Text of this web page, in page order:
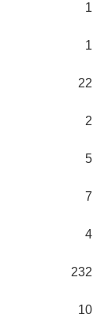
1
1
22
2
5
7
4
232
10